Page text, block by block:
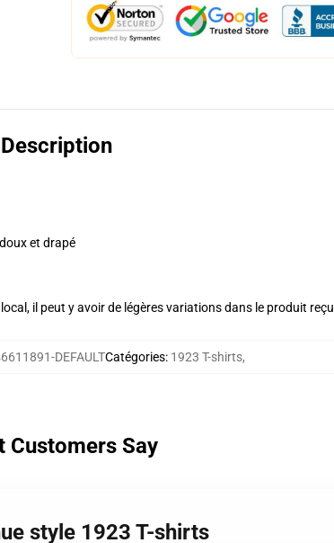
Description
et drapé
il peut y avoir de légères variations dans le produit reçu
DEFAULTCatégories: 1923 T-shirts,
Customers Say
style 1923 T-shirts